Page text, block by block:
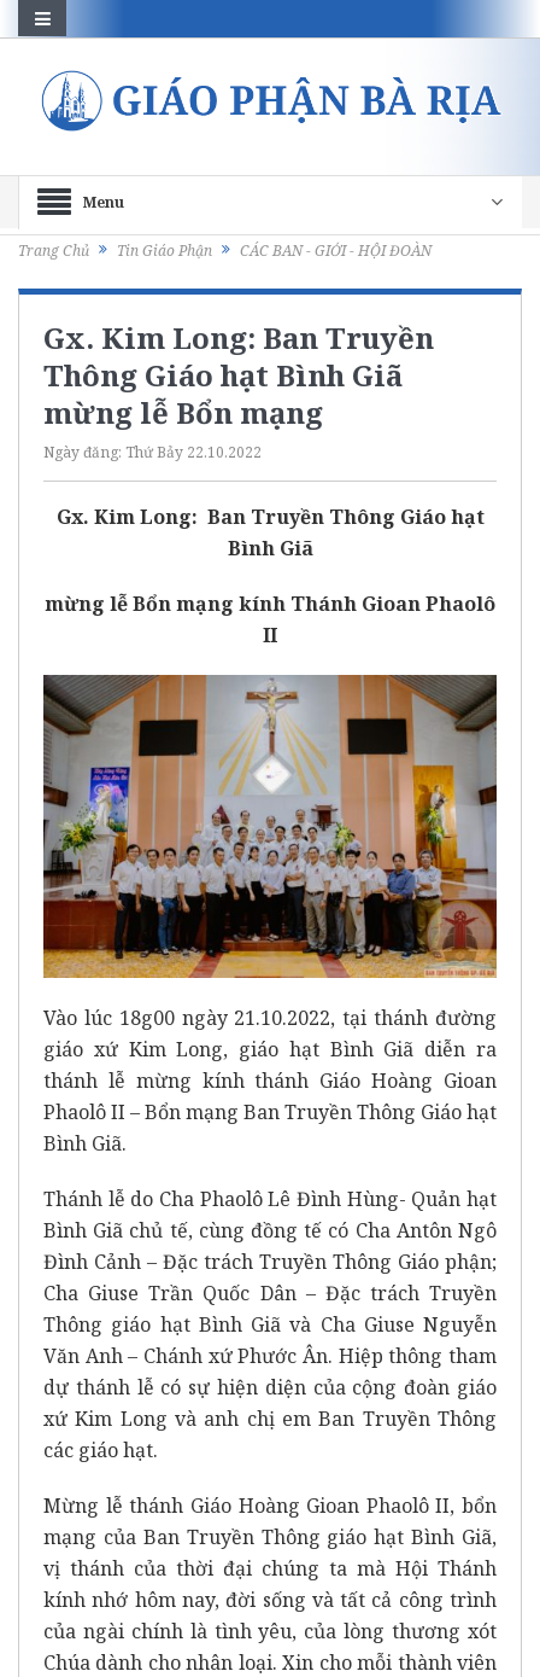
Menu
Trang Chủ Tin Giáo Phận CÁC BAN - GIỚI - HỘI ĐOÀN
Gx. Kim Long: Ban Truyền
Thông Giáo hạt Bình Giã
mừng lễ Bổn mạng
Ngày đăng: Thứ Bảy 22.10.2022
Gx. Kim Long: Ban Truyền Thông Giáo hạt
Bình Giã
mừng lễ Bổn mạng kính Thánh Gioan Phaolô
II
Vào lúc 18g00 ngày 21.10.2022, tại thánh đường
giáo xứ Kim Long, giáo hạt Bình Giã diễn ra
thánh lễ mừng kính thánh Giáo Hoàng Gioan
Phaolô II – Bổn mạng Ban Truyền Thông Giáo hạt
Bình Giã.
Thánh lễ do Cha Phaolô Lê Đình Hùng- Quản hạt
Bình Giã chủ tế, cùng đồng tế có Cha Antôn Ngô
Đình Cảnh – Đặc trách Truyền Thông Giáo phận;
Cha Giuse Trần Quốc Dân – Đặc trách Truyền
Thông giáo hạt Bình Giã và Cha Giuse Nguyễn
Văn Anh – Chánh xứ Phước Ân. Hiệp thông tham
dự thánh lễ có sự hiện diện của cộng đoàn giáo
xứ Kim Long và anh chị em Ban Truyền Thông
các giáo hạt.
Mừng lễ thánh Giáo Hoàng Gioan Phaolô II, bổn
mạng của Ban Truyền Thông giáo hạt Bình Giã,
vị thánh của thời đại chúng ta mà Hội Thánh
kính nhớ hôm nay, đời sống và tất cả công trình
của ngài chính là tình yêu, của lòng thương xót
Chúa dành cho nhân loại. Xin cho mỗi thành viên